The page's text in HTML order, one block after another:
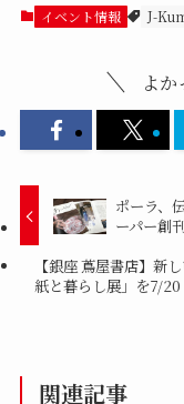
イベント情報 J-
よか
ポーラ、
ーパー創刊
【銀座 蔦屋書店】新
紙と暮らし展」を7/
関連記事